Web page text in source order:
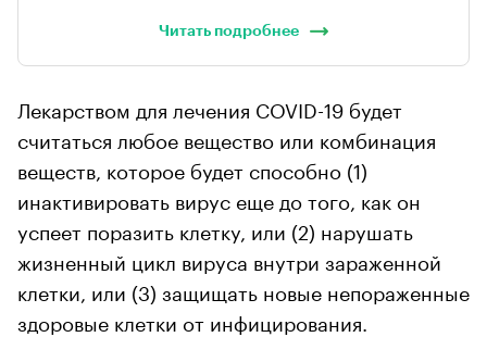
Читать подробнее
Лекарством для лечения COVID-19 будет
считаться любое вещество или комбинация
веществ, которое будет способно (1)
инактивировать вирус еще до того, как он
успеет поразить клетку, или (2) нарушать
жизненный цикл вируса внутри зараженной
клетки, или (3) защищать новые непораженные
здоровые клетки от инфицирования.